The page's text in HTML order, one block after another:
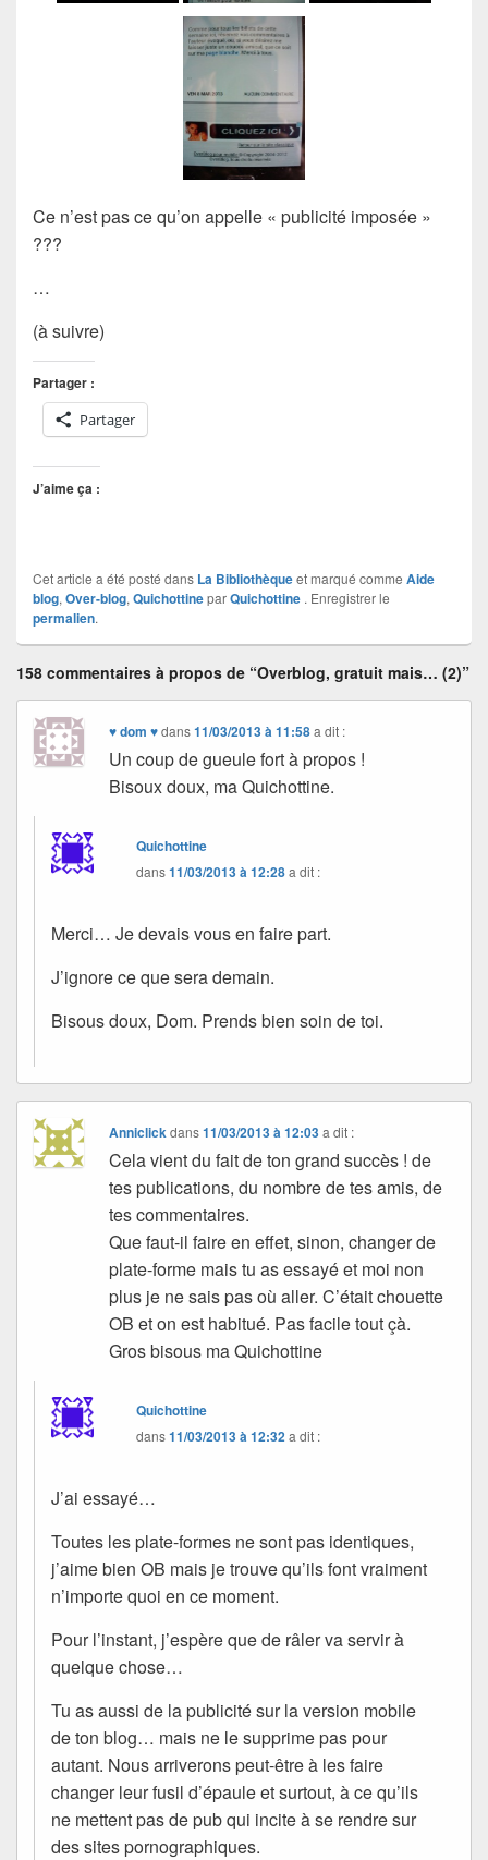
Ce n’est pas ce qu’on appelle « publicité imposée »
???
…
(à suivre)
Partager :
Partager
J’aime ça :
Cet article a été posté dans La Bibliothèqueet marqué comme Aide
blog, Over-blog, QuichottineparQuichottine . Enregistrer le
permalien.
158 commentaires à propos de “Overblog, gratuit mais… (2)”
♥ dom ♥dans11/03/2013 à 11:58 a dit :
Un coup de gueule fort à propos !
Bisoux doux, ma Quichottine.
Quichottine
dans11/03/2013 à 12:28a dit :
Merci… Je devais vous en faire part.
J’ignore ce que sera demain.
Bisous doux, Dom. Prends bien soin de toi.
Anniclickdans11/03/2013 à 12:03 a dit :
Cela vient du fait de ton grand succès ! de
tes publications, du nombre de tes amis, de
tes commentaires.
Que faut-il faire en effet, sinon, changer de
plate-forme mais tu as essayé et moi non
plus je ne sais pas où aller. C’était chouette
OB et on est habitué. Pas facile tout çà.
Gros bisous ma Quichottine
Quichottine
dans11/03/2013 à 12:32a dit :
J’ai essayé…
Toutes les plate-formes ne sont pas identiques,
j’aime bien OB mais je trouve qu’ils font vraiment
n’importe quoi en ce moment.
Pour l’instant, j’espère que de râler va servir à
quelque chose…
Tu as aussi de la publicité sur la version mobile
de ton blog… mais ne le supprime pas pour
autant. Nous arriverons peut-être à les faire
changer leur fusil d’épaule et surtout, à ce qu’ils
ne mettent pas de pub qui incite à se rendre sur
des sites pornographiques.